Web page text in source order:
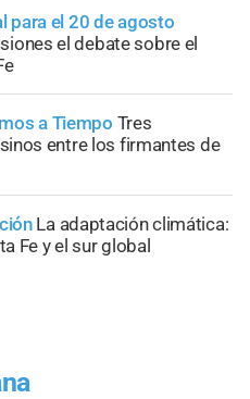
para el 20 de agosto
el debate sobre el
a Tiempo Tres
entre los firmantes de
La adaptación climática:
Fe y el sur global